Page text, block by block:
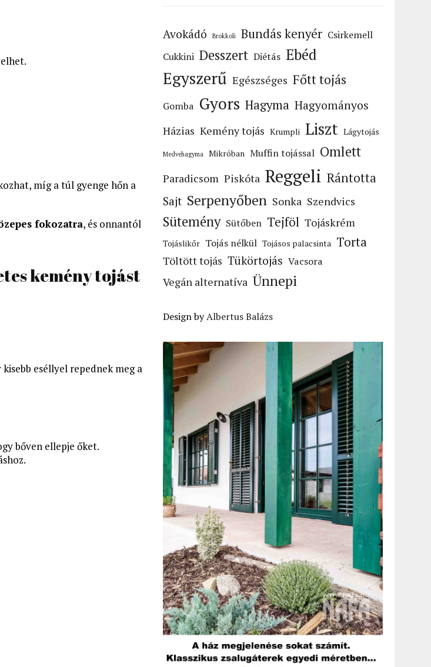
míg a túl gyenge hőn a
fokozatra, és onnantól
kemény tojást
eséllyel repednek meg a
bőven ellepje őket.
Avokádó Brokkoli Bundás kenyér Csirkemell
Cukkini Desszert Diétás Ebéd
Egyszerű Egészséges Főtt tojás
Gomba Gyors Hagyma Hagyományos
Házias Kemény tojás Krumpli Liszt Lágytojás
Medvehagyma Mikróban Muffin tojással Omlett
Paradicsom Piskóta Reggeli Rántotta
Sajt Serpenyőben Sonka Szendvics
Sütemény Sütőben Tejföl Tojáskrém
Tojáslikőr Tojás nélkül Tojásos palacsinta Torta
Töltött tojás Tükörtojás Vacsora
Vegán alternatíva Ünnepi
Design byAlbertus Balázs